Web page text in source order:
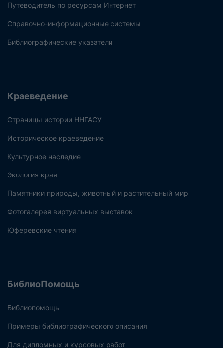
Путеводитель по ресурсам Интернет
Справочно-информационные системы
Библиографические указатели
Краеведение
Страницы истории ННГАСУ
Историческое краеведение
Культурное наследие
Экология края
Памятники природы, животный и растительный мир
Фотогалерея виртуальных выставок
Юферевские чтения
БиблиоПомощь
Библиопомощь
Примеры библиографического описания
Для дипломных и курсовых работ